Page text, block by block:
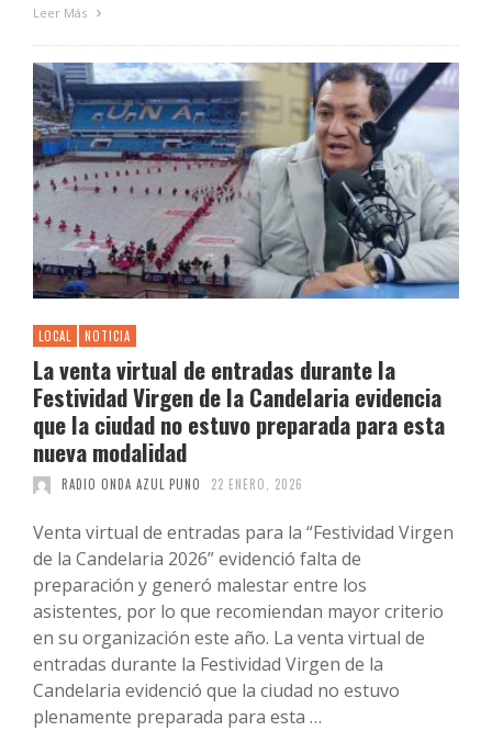
Leer Más
LOCAL NOTICIA
La venta virtual de entradas durante la
Festividad Virgen de la Candelaria evidencia
que la ciudad no estuvo preparada para esta
nueva modalidad
RADIO ONDA AZUL PUNO 22 ENERO, 2026
Venta virtual de entradas para la “Festividad Virgen
de la Candelaria 2026” evidenció falta de
preparación y generó malestar entre los
asistentes, por lo que recomiendan mayor criterio
en su organización este año. La venta virtual de
entradas durante la Festividad Virgen de la
Candelaria evidenció que la ciudad no estuvo
plenamente preparada para esta …